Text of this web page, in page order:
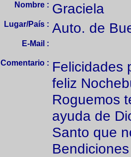
Nombre : Graciela
Lugar/País : Auto. de
E-Mail :
Comentario : Felicidades
feliz
Roguemos
ayuda de
Santo que